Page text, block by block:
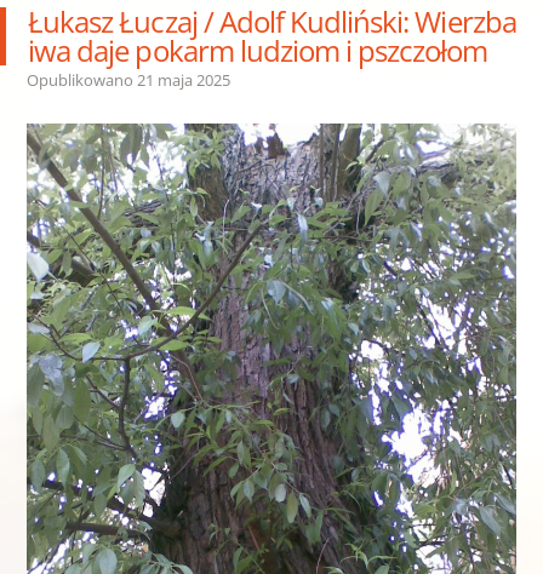
Łukasz Łuczaj / Adolf Kudliński: Wierzba
iwa daje pokarm ludziom i pszczołom
Opublikowano 21 maja 2025